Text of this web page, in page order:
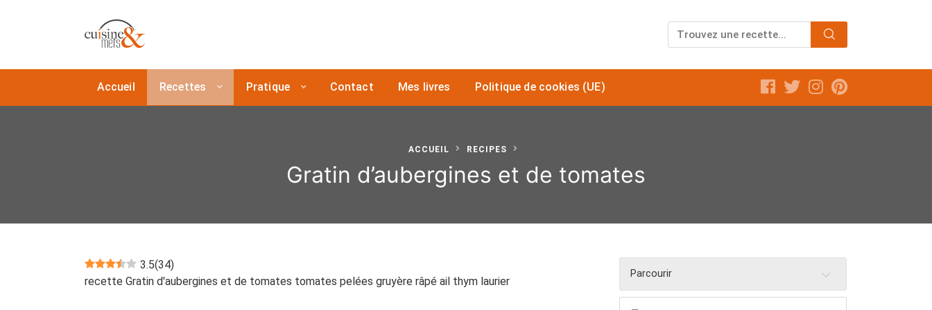
Accueil Recettes Pratique Contact Mes livres Politique de cookies (UE)
ACCUEIL RECIPES
Gratin d’aubergines et de tomates
3.5(34)
recette Gratin d'aubergines et de tomates tomates pelées gruyère râpé ail thym laurier
Parcourir